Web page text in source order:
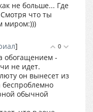
не больше... Где
что ты
миром:)))
0
]
обогащением -
не идет.
он вынесет из
беспроблемно
обычной